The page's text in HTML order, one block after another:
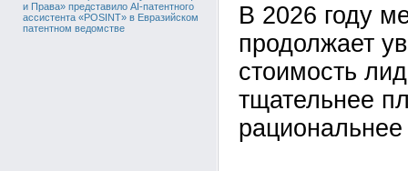
и Права» представило AI-патентного
ассистента «POSINT» в Евразийском
патентном ведомстве
В 2026 году
продолжает
стоимость
тщательнее